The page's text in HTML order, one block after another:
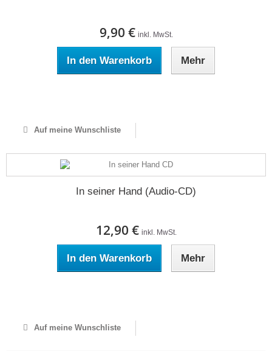
9,90 € inkl. MwSt.
In den Warenkorb Mehr
Auf meine Wunschliste
In seiner Hand (Audio-CD)
12,90 € inkl. MwSt.
In den Warenkorb Mehr
Auf meine Wunschliste